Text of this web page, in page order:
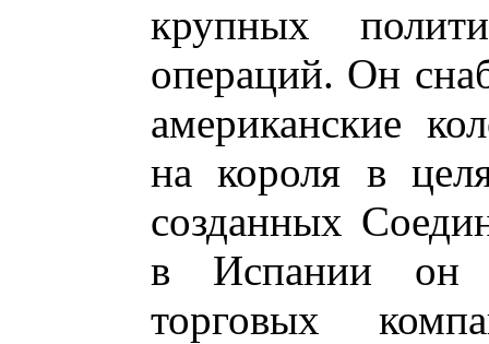
крупных
операций. Он
американские
на короля в
созданных
в Испании он
торговых